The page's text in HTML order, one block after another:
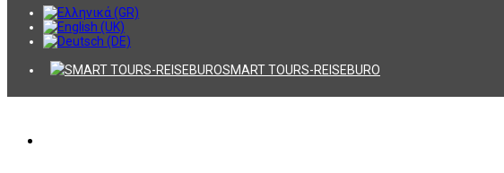
SMART TOURS-REISEBURO